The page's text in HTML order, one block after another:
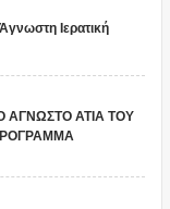
Ιερατική
ΑΤΙΑ ΤΟΥ